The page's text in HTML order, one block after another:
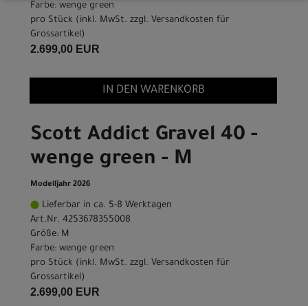
Farbe: wenge green
pro Stück (inkl. MwSt. zzgl. Versandkosten für
Grossartikel)
2.699,00 EUR
IN DEN WARENKORB
Scott Addict Gravel 40 -
wenge green - M
Modelljahr 2026
Lieferbar in ca. 5-8 Werktagen
Art.Nr. 4253678355008
Größe: M
Farbe: wenge green
pro Stück (inkl. MwSt. zzgl. Versandkosten für
Grossartikel)
2.699,00 EUR